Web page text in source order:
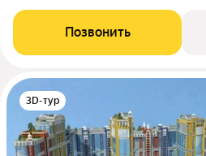
Позвонить
3D-тур